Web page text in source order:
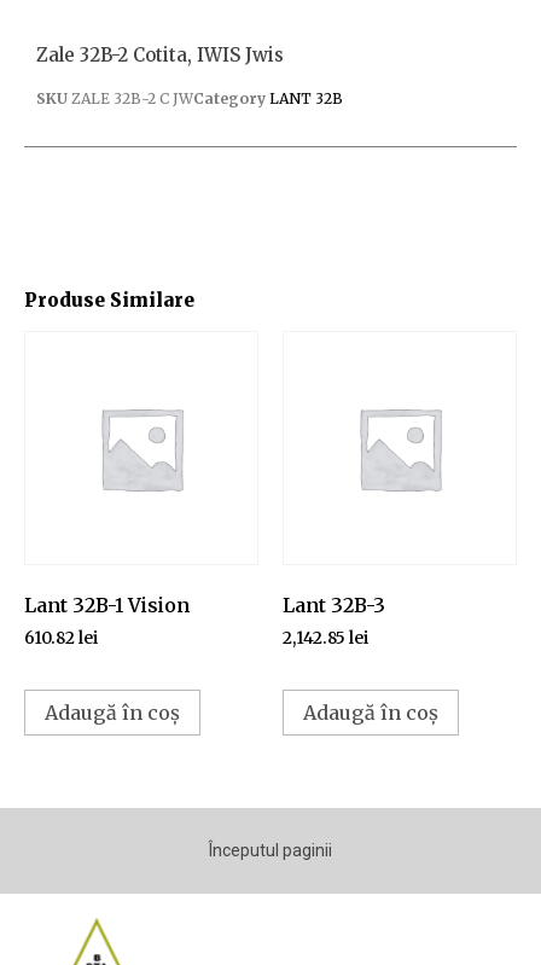
Produse Similare
Lant 32B-1 Vision
610.82lei
Adaugă în coș
Lant 32B-3
2,142.85 lei
Adaugă în coș
Zale 32B-2 Cotita, IWIS Jwis
SKU ZALE 32B-2 C JWCategory LANT 32B
Începutul paginii